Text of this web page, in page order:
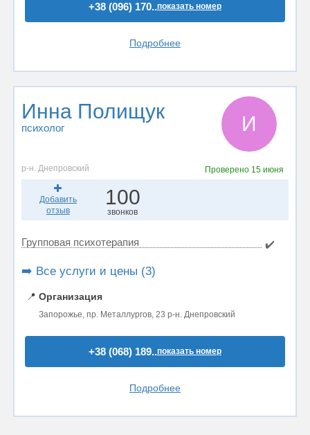
+38 (096) 170..показать номер
Подробнее
Инна Полищук
психолог И
р-н. Днепровский Проверено 15 июня
Добавить
отзыв
100
звонков
Групповая психотерапия ✔️
➡️ Все услуги и цены (3)
📍 Организация
Запорожье, пр. Металлургов, 23 р-н. Днепровский
+38 (068) 189..показать номер
Подробнее